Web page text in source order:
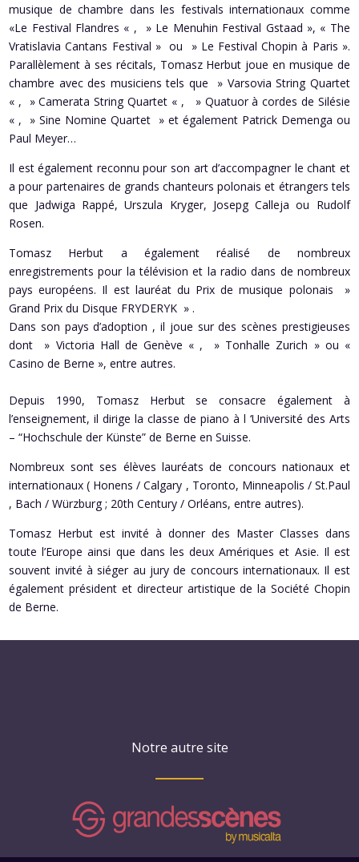
musique de chambre dans les festivals internationaux comme
«Le Festival Flandres « , » Le Menuhin Festival Gstaad », « The
Vratislavia Cantans Festival » ou » Le Festival Chopin à Paris ».
Parallèlement à ses récitals, Tomasz Herbut joue en musique de
chambre avec des musiciens tels que » Varsovia String Quartet
« , » Camerata String Quartet « , » Quatuor à cordes de Silésie
« , » Sine Nomine Quartet » et également Patrick Demenga ou
Paul Meyer…
Il est également reconnu pour son art d’accompagner le chant et
a pour partenaires de grands chanteurs polonais et étrangers tels
que Jadwiga Rappé, Urszula Kryger, Josepg Calleja ou Rudolf
Rosen.
Tomasz Herbut a également réalisé de nombreux
enregistrements pour la télévision et la radio dans de nombreux
pays européens. Il est lauréat du Prix de musique polonais »
Grand Prix du Disque FRYDERYK » .
Dans son pays d’adoption , il joue sur des scènes prestigieuses
dont » Victoria Hall de Genève « , » Tonhalle Zurich » ou «
Casino de Berne », entre autres.
Depuis 1990, Tomasz Herbut se consacre également à
l’enseignement, il dirige la classe de piano à l ‘Université des Arts
– “Hochschule der Künste” de Berne en Suisse.
Nombreux sont ses élèves lauréats de concours nationaux et
internationaux ( Honens / Calgary , Toronto, Minneapolis / St.Paul
, Bach / Würzburg ; 20th Century / Orléans, entre autres).
Tomasz Herbut est invité à donner des Master Classes dans
toute l’Europe ainsi que dans les deux Amériques et Asie. Il est
souvent invité à siéger au jury de concours internationaux. Il est
également président et directeur artistique de la Société Chopin
de Berne.
Notre autre site